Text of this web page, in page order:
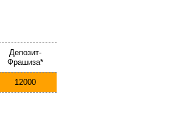
Депозит-
Фрашиза*
12000